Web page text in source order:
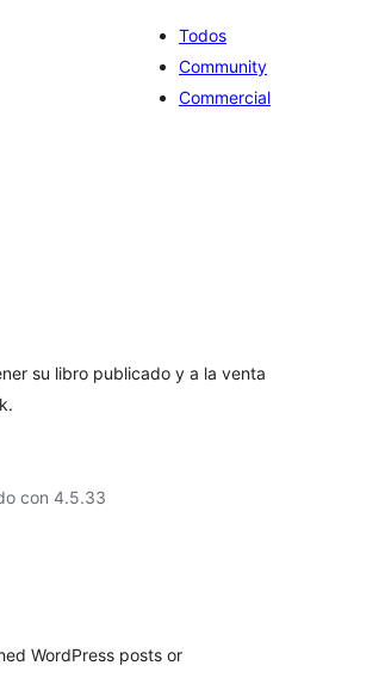
Todos
Community
Commercial
su libro publicado y a la venta
con 4.5.33
WordPress posts or